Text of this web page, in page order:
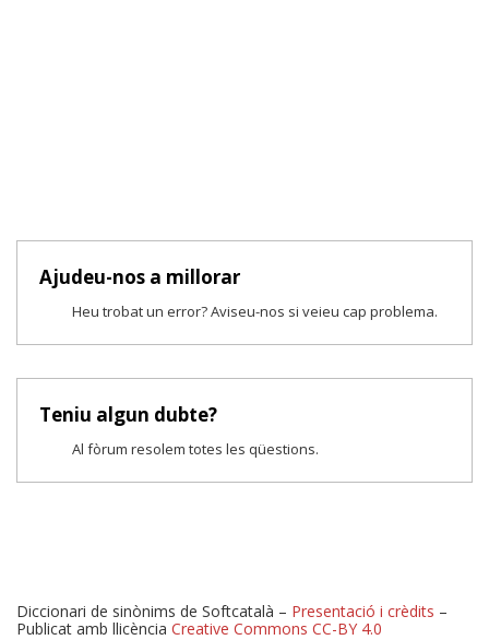
Ajudeu-nos a millorar
Heu trobat un error? Aviseu-nos si veieu cap problema.
Teniu algun dubte?
Al fòrum resolem totes les qüestions.
Diccionari de sinònims de Softcatalà – Presentació i crèdits –
Publicat amb llicència Creative Commons CC-BY 4.0